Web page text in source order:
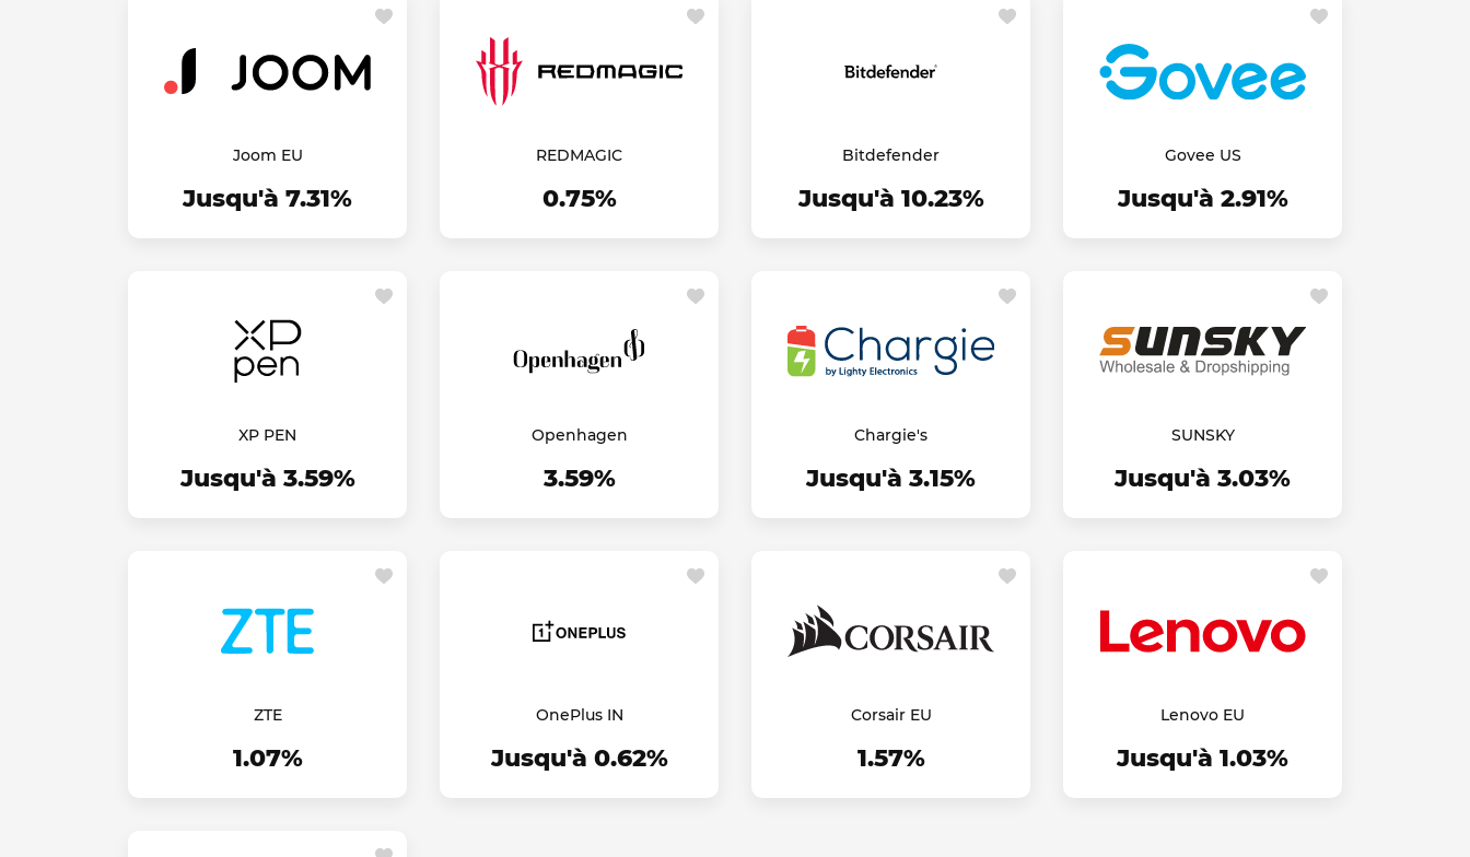
Joom EU
Jusqu'à 7.31%
REDMAGIC
0.75%
Bitdefender
Jusqu'à 10.23%
Govee US
Jusqu'à 2.91%
XP PEN
Jusqu'à 3.59%
Openhagen
3.59%
Chargie's
Jusqu'à 3.15%
SUNSKY
Jusqu'à 3.03%
ZTE
1.07%
OnePlus IN
Jusqu'à 0.62%
Corsair EU
1.57%
Lenovo EU
Jusqu'à 1.03%